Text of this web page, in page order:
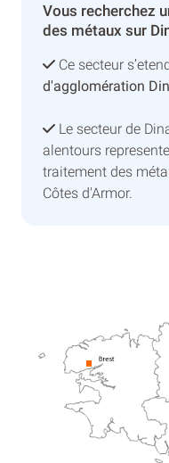
Vous recherchez
des métaux sur
Ce secteur
d'agglomération
Le secteur de
alentours
traitement des
Côtes d'Armor.